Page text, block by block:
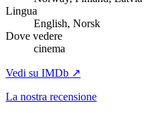
Lingua
English, Norsk
Dove vedere
cinema
Vedi su IMDb ↗
La nostra recensione